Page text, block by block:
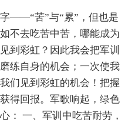
——“苦”与“累”，但也是
不去吃苦中苦，哪能成为
到彩虹？因此我会把军训
练自身的机会；一次使我
们见到彩虹的机会！把握
得回报。军歌响起，绿色
： 一、军训中吃苦耐劳，